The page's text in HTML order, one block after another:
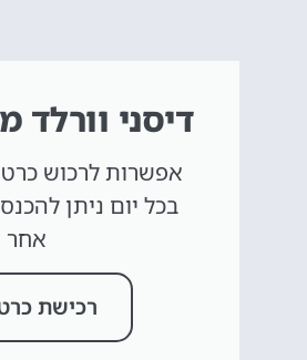
דיסני
בכל יום ניתן
אחר
רכישת